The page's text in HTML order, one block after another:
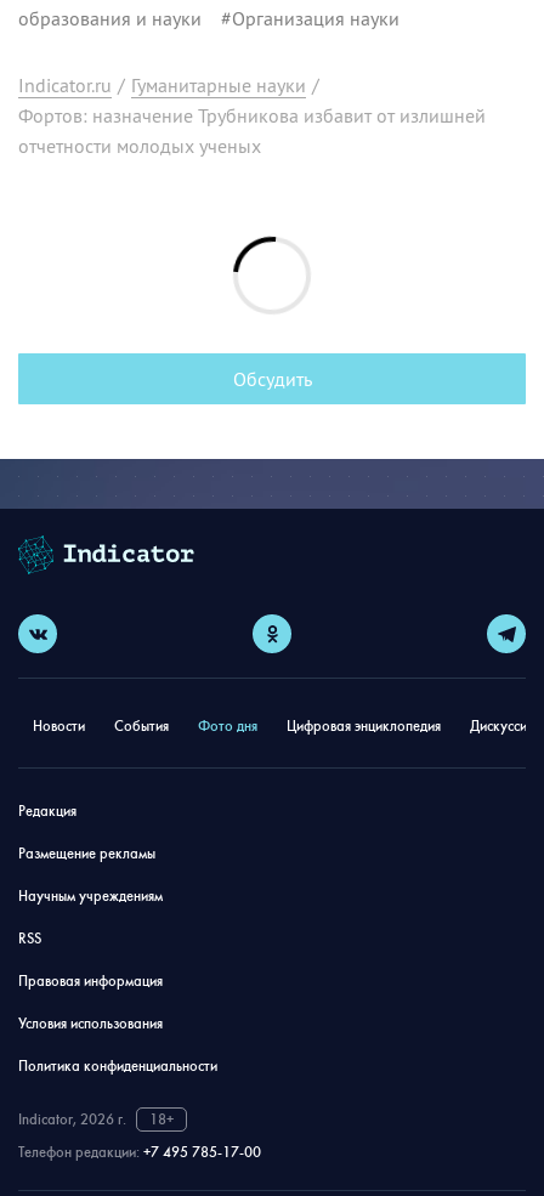
образования и науки #Организация науки
Indicator.ru / Гуманитарные науки /
Фортов: назначение Трубникова избавит от излишней
отчетности молодых ученых
Обсудить
Новости События Фото дня Цифровая энциклопедия
Редакция
Размещение рекламы
Научным учреждениям
RSS
Правовая информация
Условия использования
Политика конфиденциальности
Indicator, 2026 г.
18+
Телефон редакции: +7 495 785-17-00